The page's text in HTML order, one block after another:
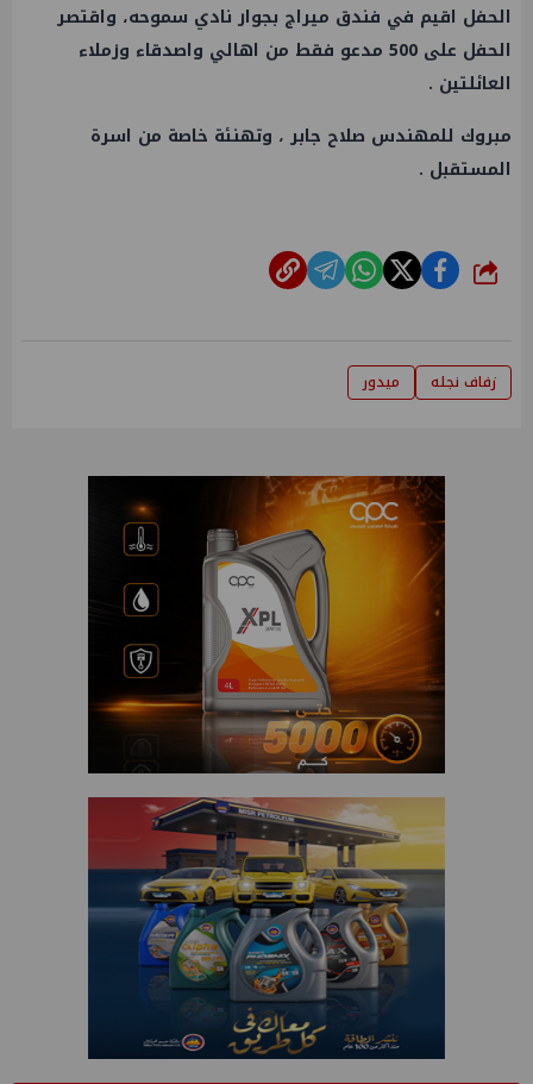
الحفل اقيم في فندق ميراج بجوار نادي سموحه، واقتصر
الحفل على 500 مدعو فقط من اهالي واصدقاء وزملاء
العائلتين .
مبروك للمهندس صلاح جابر ، وتهنئة خاصة من اسرة
المستقبل .
شارك
زفاف نجله ميدور